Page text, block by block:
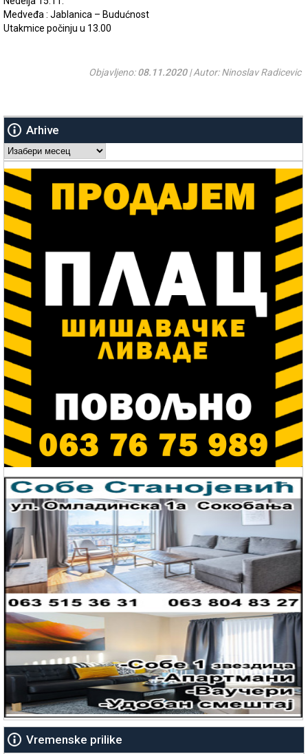
Medveđa : Jablanica – Budućnost
Utakmice počinju u 13.00
Objavljeno:08.11.2020| Autor: Ninoslav Radicevic
Arhive
Arhive
Vremenske prilike